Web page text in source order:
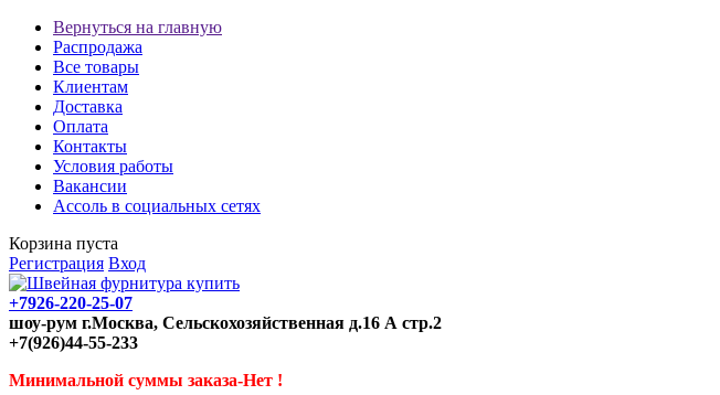
Вернуться на главную
Распродажа
Все товары
Клиентам
Доставка
Оплата
Контакты
Условия работы
Вакансии
Ассоль в социальных сетях
Корзина пуста
Регистрация Вход
+7926-220-25-07
шоу-рум г.Москва, Сельскохозяйственная д.16 А стр.2
+7(926)44-55-233
Минимальной суммы заказа-Нет !